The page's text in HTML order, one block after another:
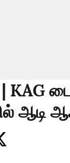
| KAG
ஆடி